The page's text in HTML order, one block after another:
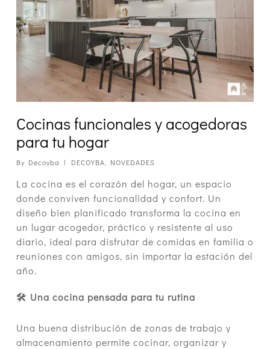
Cocinas funcionales y acogedoras
para tu hogar
By Decoyba DECOYBA NOVEDADES
La cocina es el corazón del hogar, un espacio
donde conviven funcionalidad y confort. Un
diseño bien planificado transforma la cocina en
un lugar acogedor, práctico y resistente al uso
diario, ideal para disfrutar de comidas en familia o
reuniones con amigos, sin importar la estación del
año.
🛠️️️ Una cocina pensada para tu rutina
Una buena distribución de zonas de trabajo y
almacenamiento permite cocinar, organizar y